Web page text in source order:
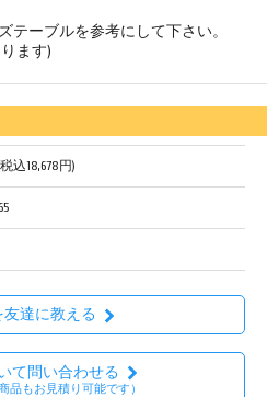
テーブルを参考にして下さい。
ます)
込18,678円)
達に教える
て問い合わせる
品もお見積り可能です）